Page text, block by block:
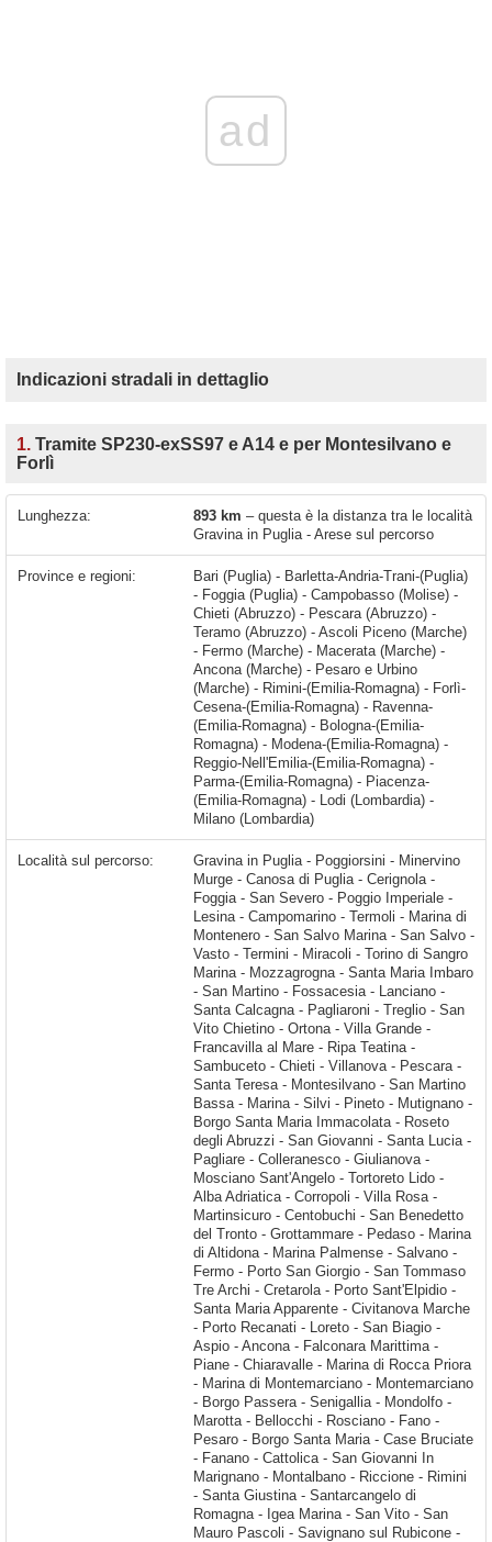
ad
Indicazioni stradali in dettaglio
1. Tramite SP230-exSS97 e A14 e per Montesilvano e
Forlì
Lunghezza: 893 km – questa è la distanza tra le località
Gravina in Puglia - Arese sul percorso
Province e regioni:
Bari (Puglia) - Barletta-Andria-Trani-(Puglia)
- Foggia (Puglia) - Campobasso (Molise) -
Chieti (Abruzzo) - Pescara (Abruzzo) -
Teramo (Abruzzo) - Ascoli Piceno (Marche)
- Fermo (Marche) - Macerata (Marche) -
Ancona (Marche) - Pesaro e Urbino
(Marche) - Rimini-(Emilia-Romagna) - Forlì-
Cesena-(Emilia-Romagna) - Ravenna-
(Emilia-Romagna) - Bologna-(Emilia-
Romagna) - Modena-(Emilia-Romagna) -
Reggio-Nell'Emilia-(Emilia-Romagna) -
Parma-(Emilia-Romagna) - Piacenza-
(Emilia-Romagna) - Lodi (Lombardia) -
Milano (Lombardia)
Località sul percorso: Gravina in Puglia - Poggiorsini - Minervino Murge - Canosa di Puglia - Cerignola - Foggia - San Severo - Poggio Imperiale - Lesina - Campomarino - Termoli - Marina di Montenero - San Salvo Marina - San Salvo - Vasto - Termini - Miracoli - Torino di Sangro Marina - Mozzagrogna - Santa Maria Imbaro - San Martino - Fossacesia - Lanciano - Santa Calcagna - Pagliaroni - Treglio - San Vito Chietino - Ortona - Villa Grande - Francavilla al Mare - Ripa Teatina - Sambuceto - Chieti - Villanova - Pescara - Santa Teresa - Montesilvano - San Martino Bassa